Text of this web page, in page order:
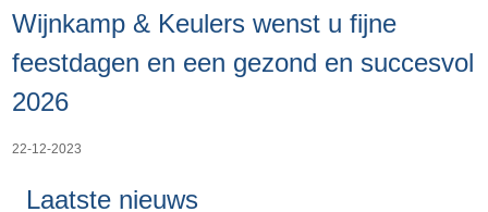
Stichting MVO
Contact
Wijnkamp & Keulers wenst u fijne
feestdagen en een gezond en succesvol
2026
22-12-2023
Laatste nieuws